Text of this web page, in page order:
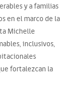
y a familias
en el marco de la
Michelle
inclusivos,
fortalezcan la